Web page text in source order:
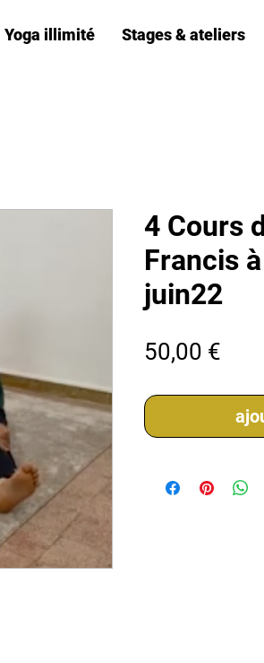
Yoga illimité Stages & ateliers
4 Cours
Francis
juin22
50,00 €